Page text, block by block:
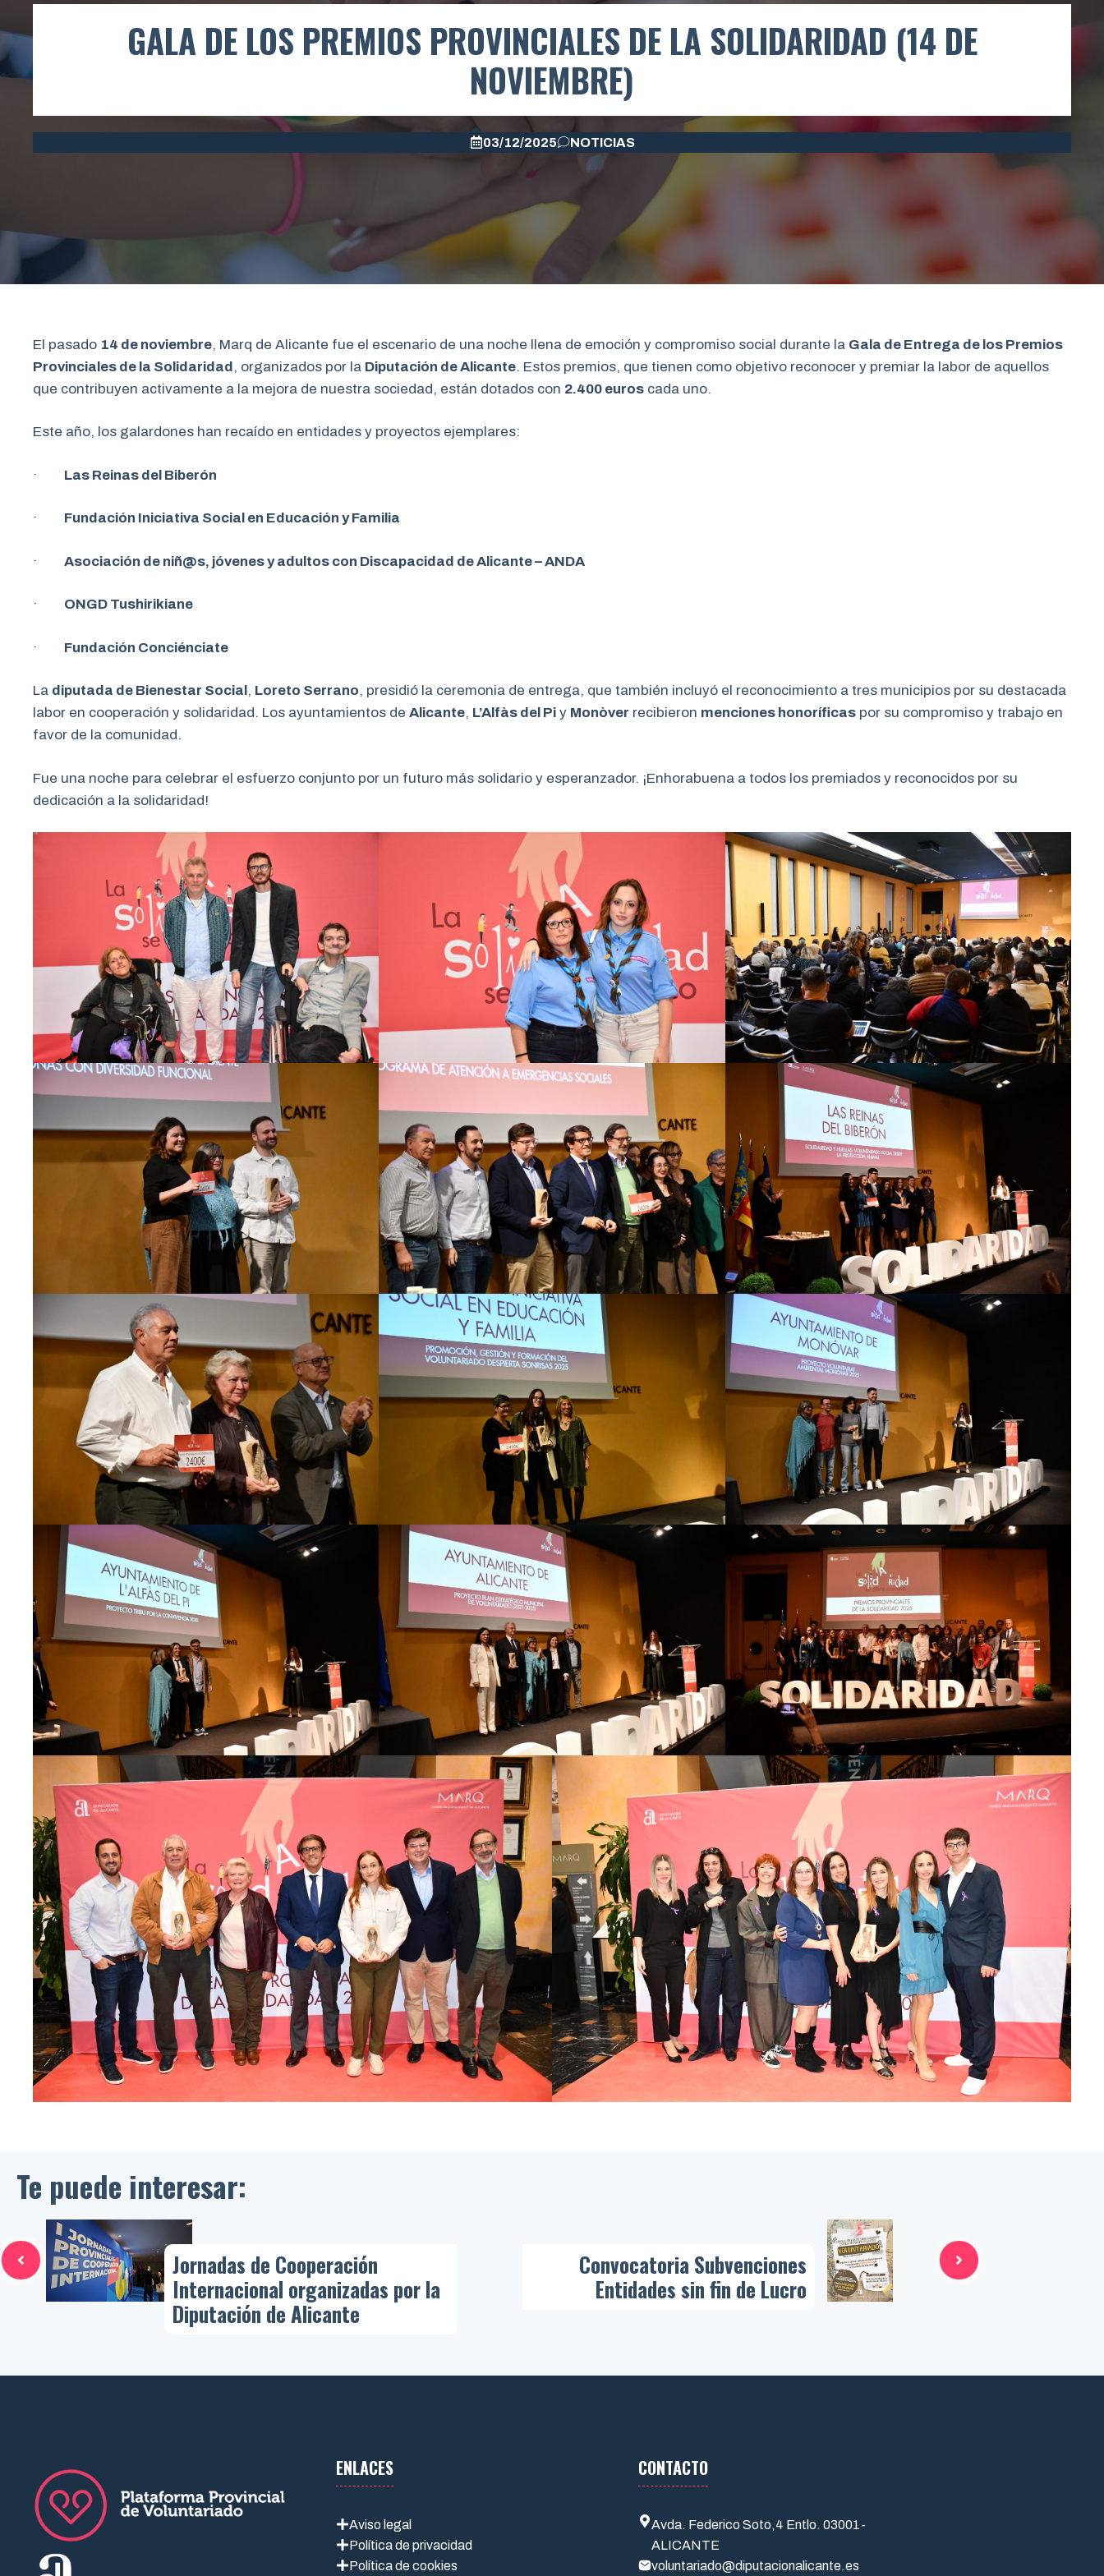
GALA DE LOS PREMIOS PROVINCIALES DE LA SOLIDARIDAD (14 DE
NOVIEMBRE)
03/12/2025 NOTICIAS
El pasado 14 de noviembre, Marq de Alicante fue el escenario de una noche llena de emoción y compromiso social durante la Gala de Entrega de los Premios
Provinciales de la Solidaridad, organizados por la Diputación de Alicante. Estos premios, que tienen como objetivo reconocer y premiar la labor de aquellos
que contribuyen activamente a la mejora de nuestra sociedad, están dotados con 2.400 euros cada uno.
Este año, los galardones han recaído en entidades y proyectos ejemplares:
· Las Reinas del Biberón
· Fundación Iniciativa Social en Educación y Familia
· Asociación de niñ@s, jóvenes y adultos con Discapacidad de Alicante – ANDA
· ONGD Tushirikiane
· Fundación Conciénciate
La diputada de Bienestar Social , Loreto Serrano, presidió la ceremonia de entrega, que también incluyó el reconocimiento a tres municipios por su destacada
labor en cooperación y solidaridad. Los ayuntamientos de Alicante, L’Alfàs del Pi y Monòver recibieron menciones honoríficas por su compromiso y trabajo en
favor de la comunidad.
Fue una noche para celebrar el esfuerzo conjunto por un futuro más solidario y esperanzador. ¡Enhorabuena a todos los premiados y reconocidos por su
dedicación a la solidaridad!
Te puede interesar:
Jornadas de Cooperación
Internacional organizadas por la
Diputación de Alicante
Convocatoria Subvenciones
Entidades sin fin de Lucro
ENLACES
Aviso legal
Política de privacidad
Política de cookies
CONTACTO
Avda. Federico Soto,4 Entlo. 03001-
ALICANTE
voluntariado@diputacionalicante.es